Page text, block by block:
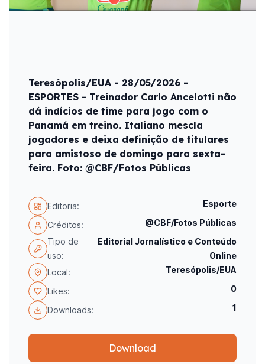
Teresópolis/EUA - 28/05/2026 -
ESPORTES - Treinador Carlo Ancelotti não
dá indícios de time para jogo com o
Panamá em treino. Italiano mescla
jogadores e deixa definição de titulares
para amistoso de domingo para sexta-
feira. Foto: @CBF/Fotos Públicas
Editoria: Esporte
Créditos:
@CBF/Fotos Públicas
Tipo de
uso:
Editorial Jornalístico e Conteúdo
Online
Local:
Teresópolis/EUA
Likes: 0
Downloads: 1
Download